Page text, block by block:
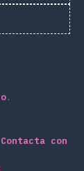
.
Contacta con